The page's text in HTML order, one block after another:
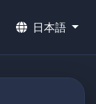
日本語